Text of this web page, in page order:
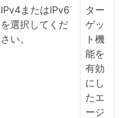
IPv4またはIPv6
を選択してくだ
さい。
ター
ゲッ
ト機
能を
有効
にし
たエ
ージ